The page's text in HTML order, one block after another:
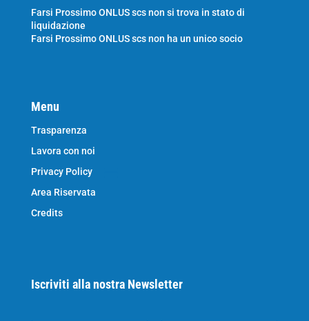
Farsi Prossimo ONLUS scs non si trova in stato di
liquidazione
Farsi Prossimo ONLUS scs non ha un unico socio
Menu
Trasparenza
Lavora con noi
Privacy Policy
Area Riservata
Credits
Iscriviti alla nostra Newsletter